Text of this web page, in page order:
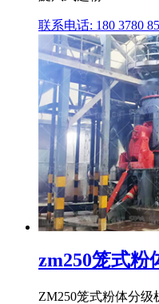
联系电话: 180 3780
zm250笼式粉
ZM250笼式粉体分